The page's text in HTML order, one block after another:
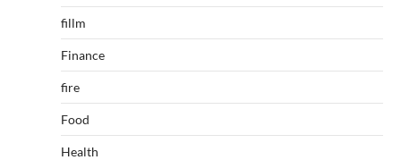
fillm
Finance
fire
Food
Health